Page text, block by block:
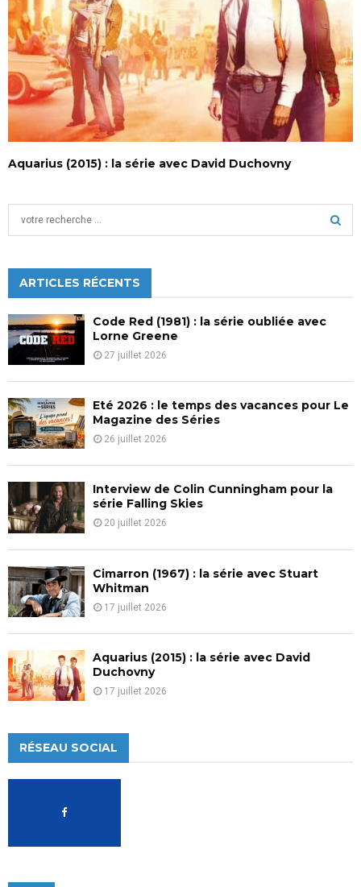
Aquarius (2015) : la série avec David Duchovny
h
f
o
r
:
C
H
ARTICLES RÉCENTS
Code Red (1981) : la série oubliée avec
Lorne Greene
27 juillet 2026
Eté 2026 : le temps des vacances pour Le
Magazine des Séries
26 juillet 2026
Interview de Colin Cunningham pour la
série Falling Skies
20 juillet 2026
Cimarron (1967) : la série avec Stuart
Whitman
17 juillet 2026
Aquarius (2015) : la série avec David
Duchovny
17 juillet 2026
RÉSEAU SOCIAL